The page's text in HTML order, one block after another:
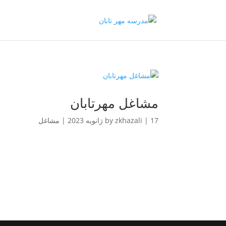
مشاغل مهرتابان
by zkhazali | 17 ژانویه 2023 | مشاغل